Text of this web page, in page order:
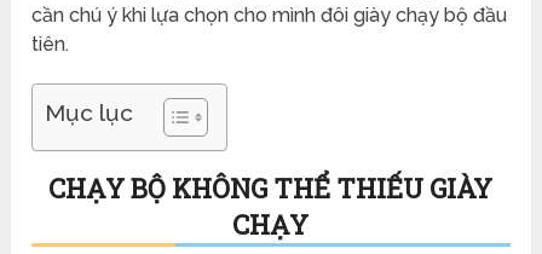
cần chú ý khi lựa chọn cho mình đôi giày chạy bộ đầu
tiên.
Mục lục
CHẠY BỘ KHÔNG THỂ THIẾU GIÀY
CHẠY